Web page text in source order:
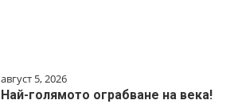
август 5, 2026
Най-голямото ограбване на века!